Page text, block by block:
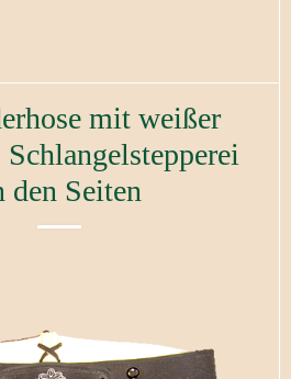
mit weißer
Schlangelstepperei
den Seiten